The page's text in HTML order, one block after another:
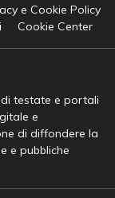
e Cookie Policy
Cookie Center
testate e portali
e
di diffondere la
e pubbliche